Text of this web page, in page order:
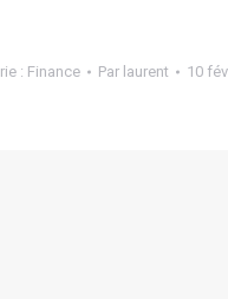
: Finance Par laurent 10